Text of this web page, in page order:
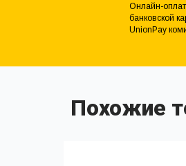
Онлайн-
банковской
UnionPay
Похожие